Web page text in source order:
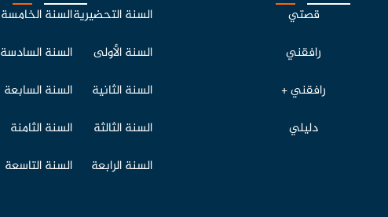
قصتي
رافقني
رافقني +
دليلي
السنة التحضيرية
السنة الأولى
السنة الثانية
السنة الثالثة
السنة الرابعة
السنة الخامسة
السنة السادسة
السنة السابعة
السنة الثامنة
السنة التاسعة